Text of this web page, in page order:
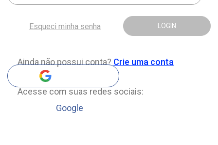
LOGIN
Esqueci minha senha
Ainda não possui conta? Crie uma conta
Acesse com suas redes sociais:
Google